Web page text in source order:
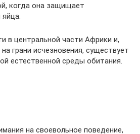
когда она защищает
в центральной части Африки и,
грани исчезновения, существует
естественной среды обитания.
на своевольное поведение,